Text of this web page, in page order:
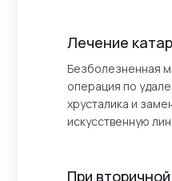
Лечение
Безболезненная
операция по
хрусталика и
искусственную
При